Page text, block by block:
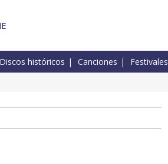
Discos históricos Canciones Festivales